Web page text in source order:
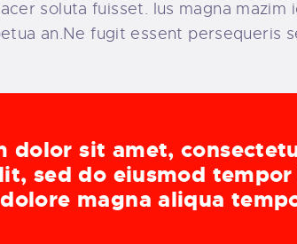
soluta fuisset. Ius magna mazim
an.Ne fugit essent persequeris
dolor sit amet,
sed do eiusmod
magna aliqua